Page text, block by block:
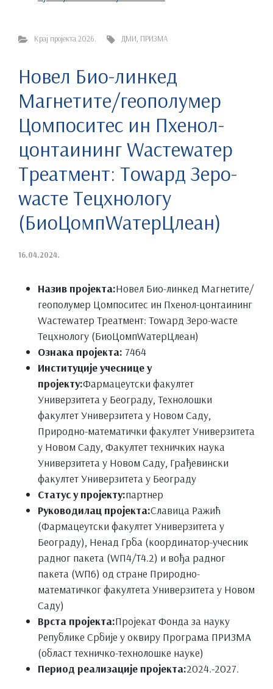
Крај пројекта 2026. ДМИ ПРИЗМА
Новел Био-линкед
Магнетите/геополyмер
Цомпоситес ин Пхенол-
цонтаининг Wастеwатер
Треатмент: Тоwард Зеро-
wасте Тецхнологy
(БиоЦомпWатерЦлеан)
16.04.2024.
Назив пројекта:Новел Био-линкед Магнетите/
геополyмер Цомпоситес ин Пхенол-цонтаининг
Wастеwатер Треатмент: Тоwард Зеро-wасте
Тецхнологy (БиоЦомпWатерЦлеан)
Ознака пројекта: 7464
Институције учеснице у
пројекту:Фармацеутски факултет
Универзитета у Београду, Технолошки
факултет Универзитета у Новом Саду,
Природно-математички факултет Универзитета
у Новом Саду, Факултет техничких наука
Универзитета у Новом Саду, Грађевински
факултет Универзитета у Београду
Статус у пројекту:партнер
Руководилац пројекта:Славица Ражић
(Фармацеутски факултет Универзитета у
Београду), Ненад Грба (координатор-учесник
радног пакета (WП4/Т4.2) и вођа радног
пакета (WП6) од стране Природно-
математичког факултета Универзитета у Новом
Саду)
Врста пројекта:Пројекат Фонда за науку
Републике Србије у оквиру Програма ПРИЗМА
(област техничко-технолошке науке)
Период реализације пројекта:2024.-2027.